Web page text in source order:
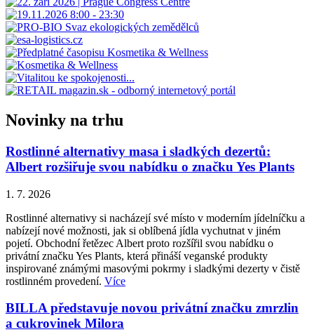
Novinky na trhu
Rostlinné alternativy masa i sladkých dezertů:
Albert rozšiřuje svou nabídku o značku Yes Plants
1. 7. 2026
Rostlinné alternativy si nacházejí své místo v moderním jídelníčku a
nabízejí nové možnosti, jak si oblíbená jídla vychutnat v jiném
pojetí. Obchodní řetězec Albert proto rozšířil svou nabídku o
privátní značku Yes Plants, která přináší veganské produkty
inspirované známými masovými pokrmy i sladkými dezerty v čistě
rostlinném provedení. Více
BILLA představuje novou privátní značku zmrzlin
a cukrovinek Milora